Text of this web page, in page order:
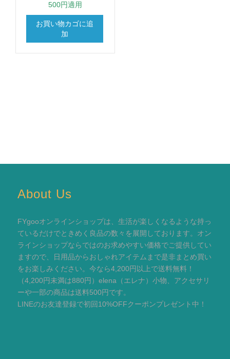
500円適用
お買い物カゴに追
加
About Us
FYgooオンラインショップは、生活が楽しくなるような持っ
ているだけでときめく良品の数々を展開しております。オン
ラインショップならではのお求めやすい価格でご提供してい
ますので、日用品からおしゃれアイテムまで是非まとめ買い
をお楽しみください。今なら4,200円以上で送料無料！
（4,200円未満は880円）elena（エレナ）小物、アクセサリ
ーや一部の商品は送料500円です。
LINEのお友達登録で初回10%OFFクーポンプレゼント中！